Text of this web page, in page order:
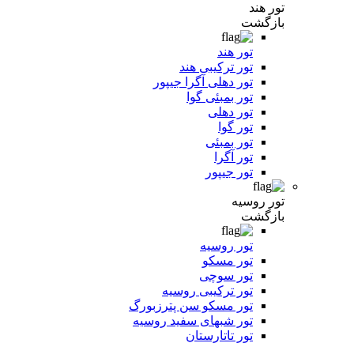
تور هند
بازگشت
تور هند
تور ترکیبی هند
تور دهلی آگرا جیپور
تور بمبئی گوا
تور دهلی
تور گوا
تور بمبئی
تور آگرا
تور جیپور
تور روسیه
بازگشت
تور روسیه
تور مسکو
تور سوچی
تور ترکیبی روسیه
تور مسکو سن پترزبورگ
تور شبهای سفید روسیه
تور تاتارستان